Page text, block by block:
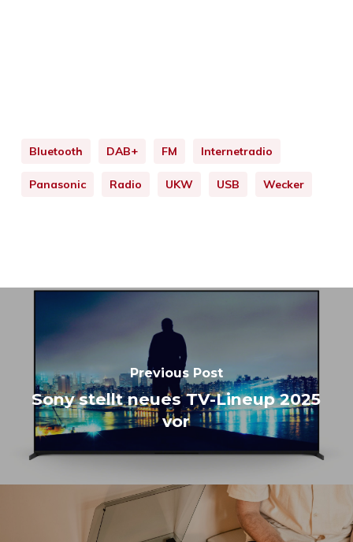
Bluetooth DAB+ FM Internetradio
Panasonic Radio UKW USB Wecker
Previous Post
Sony stellt neues TV-Lineup 2025
vor